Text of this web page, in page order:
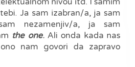
Ja sam izabran/a, ja sam
nezamenjiv/a, ja sam
the one.Ali onda kada nas
nam govori da zapravo